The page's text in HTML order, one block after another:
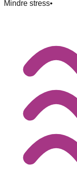
Mindre stress•